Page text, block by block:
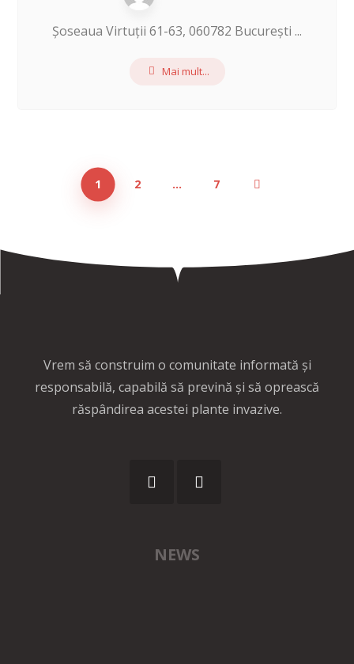
Șoseaua Virtuții 61-63, 060782 București ...
Mai mult...
1 2 … 7
Vrem să construim o comunitate informată și
responsabilă, capabilă să prevină și să oprească
răspândirea acestei plante invazive.
NEWS